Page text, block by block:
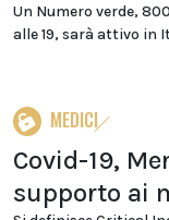
Un Numero verde,
alle 19, sarà attivo in
MEDICI
Covid-19,
supporto ai